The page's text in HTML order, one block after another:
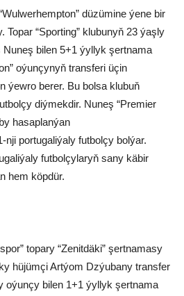
düzümine ýene bir
Topar “Sporting” klubunyň 23 ýaşly
bilen 5+1 ýyllyk şertnama
oýunçynyň transferi üçin
ýewro berer. Bu bolsa klubuň
diýmekdir. Nuneş “Premier
hasaplanýan
nji portugaliýaly futbolçy bolýar.
futbolçylaryň sany käbir
hem köpdür.
topary “Zenitdäki” şertnamasy
hüjümçi Artýom Dzýubany transfer
oýunçy bilen 1+1 ýyllyk şertnama